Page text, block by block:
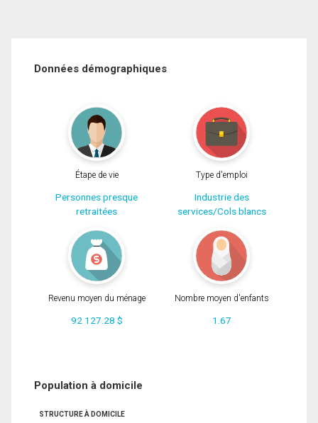
Données démographiques
Étape de vie
Personnes presque
retraitées
Type d'emploi
Industrie des
services/Cols blancs
Revenu moyen du ménage
92 127.28 $
Nombre moyen d'enfants
1.67
Population à domicile
STRUCTURE À DOMICILE